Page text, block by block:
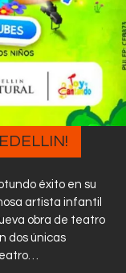
éxito en su
artista infantil
obra de teatro
dos únicas